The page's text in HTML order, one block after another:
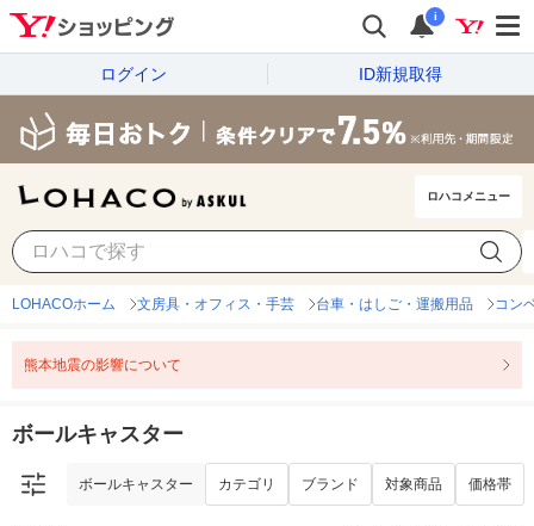
i
ログイン ID新規取得
ロハコメニュー
ボールキャスター 価格帯
LOHACOホーム 文房具・オフィス・手芸 台車・はしご・運搬用品 コン
熊本地震の影響について
ボールキャスター
ボールキャスター カテゴリ ブランド 対象商品 価格帯